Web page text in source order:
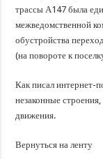
трассы А147 была
межведомственной
обустройства
(на повороте к
Как писал интернет-
незаконные
движения.
Вернуться на ленту